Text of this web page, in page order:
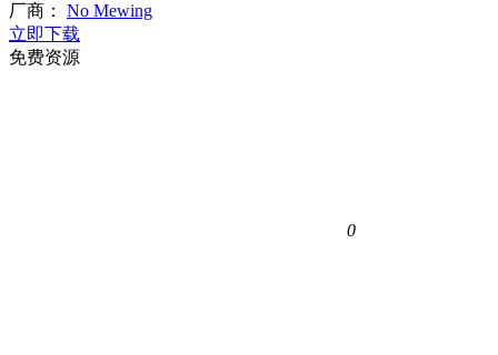
厂商：
No Mewing
立即下载
免费资源
0